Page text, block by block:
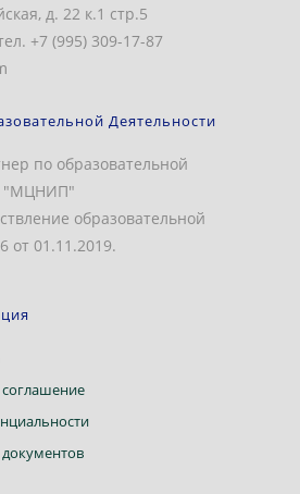
д. 22 к.1 стр.5
+7 (995) 309-17-87
Деятельности
по образовательной
"МЦНИП"
образовательной
от 01.11.2019.
Откроется
всоглашениеОткроется
вОткроется
Откроется